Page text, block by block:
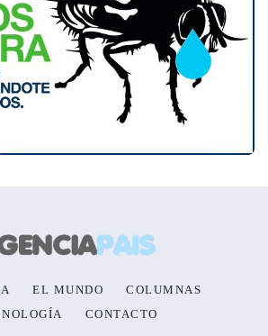
EL MUNDO
COLUMNAS
CONTACTO